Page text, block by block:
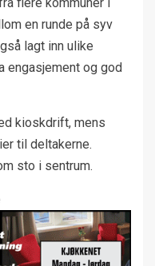
en runde på syv
lagt inn ulike
engasjement og god
kioskdrift, mens
til deltakerne.
sto i sentrum.